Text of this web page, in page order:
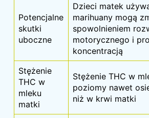
Potencjalne
skutki
uboczne
Dzieci matek
marihuany mogą
spowolnieniem
motorycznego i
koncentracją
Stężenie
THC w
mleku
matki
Stężenie THC w
poziomy nawet
niż w krwi matki